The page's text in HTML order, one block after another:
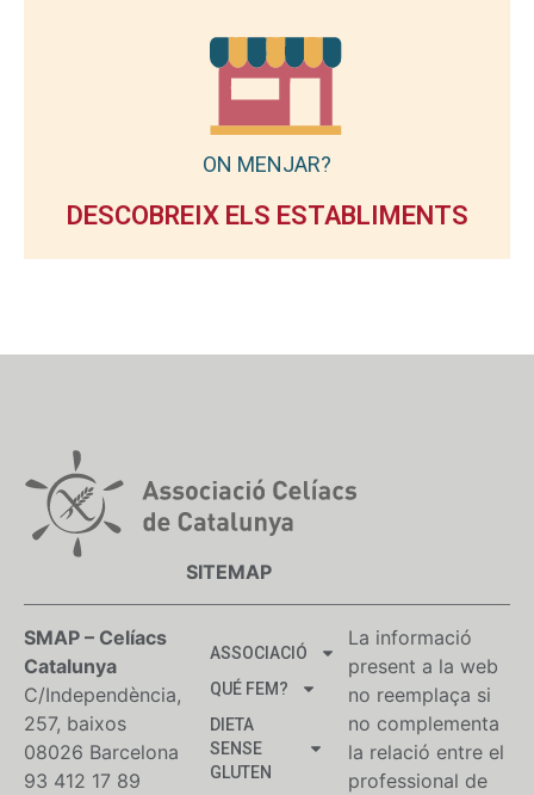
ON MENJAR?
DESCOBREIX ELS ESTABLIMENTS
SMAP – Celíacs
Catalunya
C/Independència,
257, baixos
08026 Barcelona
93 412 17 89
SITEMAP
ASSOCIACIÓ
QUÉ FEM?
DIETA
SENSE
GLUTEN
La informació
present a la web
no reemplaça si
no complementa
la relació entre el
professional de